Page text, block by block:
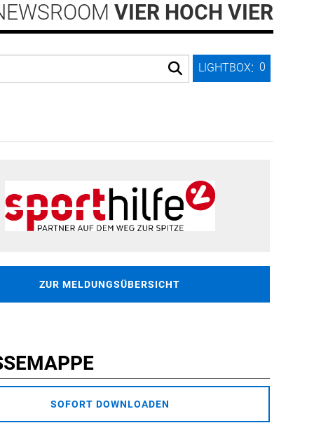
LIGHTBOX: 0
VIER HOCH VIER
ZUR MELDUNGSÜBERSICHT
SOFORT DOWNLOADEN